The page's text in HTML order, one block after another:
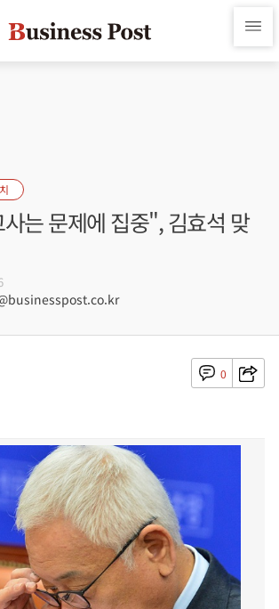
는 문제에 집중", 김효석 맞
0